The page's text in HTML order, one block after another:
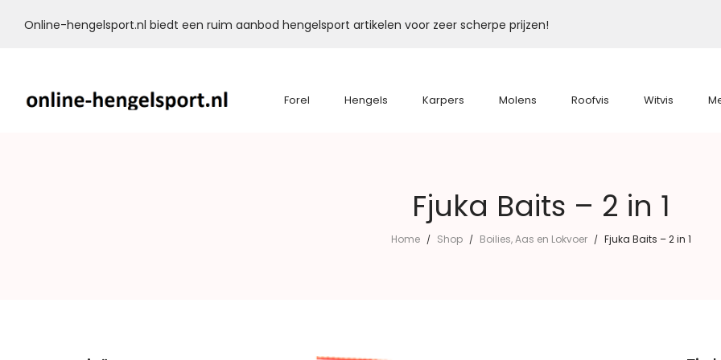
Online-hengelsport.nl biedt een ruim aanbod hengelsport artikelen voor zeer scherpe prijzen!
Forel Hengels Karpers Molens Roofvis Witvis
Fjuka Baits – 2 in 1
Home / Shop / Boilies, Aas en Lokvoer / Fjuka Baits – 2 in 1